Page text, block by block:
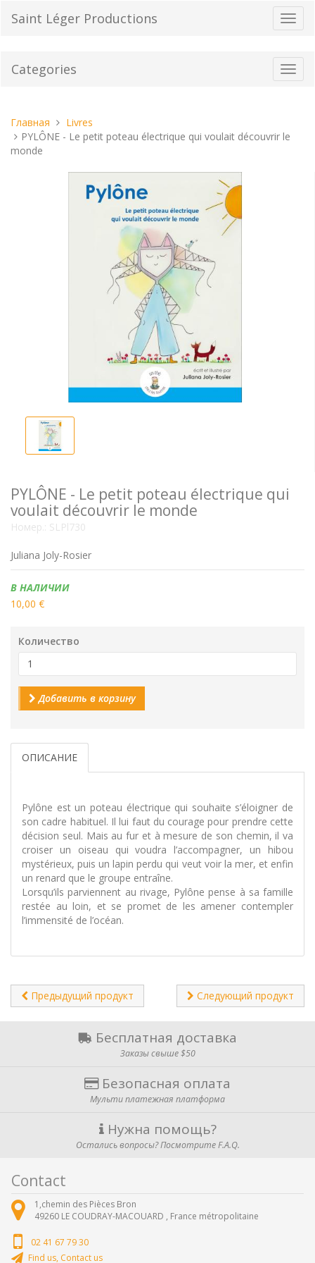
Saint Léger Productions
Categories
Вы
находитесь
здесь:
Главная
Livres
PYLÔNE - Le petit poteau électrique qui voulait découvrir le
monde
PYLÔNE - Le petit poteau électrique qui
voulait découvrir le monde
Номер.: SLPl730
Juliana Joly-Rosier
Наличие:
В НАЛИЧИИ
10,00 €
Количество
Добавить в корзину
ОПИСАНИЕ
Pylône est un poteau électrique qui souhaite s’éloigner de
son cadre habituel. Il lui faut du courage pour prendre cette
décision seul. Mais au fur et à mesure de son chemin, il va
croiser un oiseau qui voudra l’accompagner, un hibou
mystérieux, puis un lapin perdu qui veut voir la mer, et enfin
un renard que le groupe entraîne.
Lorsqu’ils parviennent au rivage, Pylône pense à sa famille
restée au loin, et se promet de les amener contempler
l’immensité de l’océan.
Предыдущий продукт Следующий продукт
Бесплатная доставка
Заказы свыше $50
Безопасная оплата
Мульти платежная платформа
Нужна помощь?
Остались вопросы? Посмотрите F.A.Q.
Contact
1,chemin des Pièces Bron
49260 LE COUDRAY-MACOUARD , France métropolitaine
02 41 67 79 30
Find us, Contact us